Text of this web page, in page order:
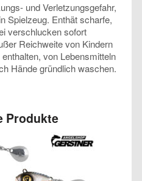
und Verletzungsgefahr,
Spielzeug. Enthät scharfe,
verschlucken sofort
Reichweite von Kindern
von Lebensmitteln
Hände gründlich waschen.
Produkte